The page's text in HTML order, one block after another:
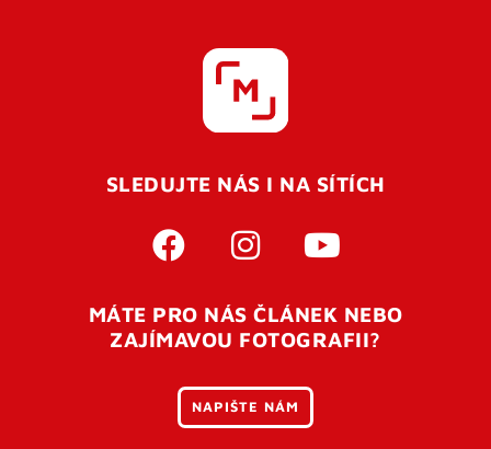
Pro úspěšné dokončení registrace je potřeba
vaší e-mailovouadresu. Po úspěšném odeslání
otevření tohoto odkazu se váš účet ověří a můžete se
přihlásit. Nezapomeňte zkontrolovat složku SPAM ve
SLEDUJTE NÁS I NA SÍTÍCH
MÁTE PRO NÁS ČLÁNEK NEBO
ZAJÍMAVOU FOTOGRAFII?
NAPIŠTE NÁM